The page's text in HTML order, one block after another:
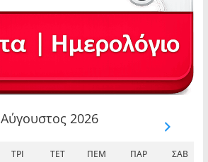
Αύγουστος 2026
ΤΡΊ ΤΕΤ ΠΈΜ ΠΑΡ ΣΆΒ